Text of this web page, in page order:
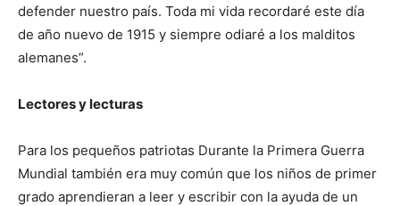
defender nuestro país. Toda mi vida recordaré este día
de año nuevo de 1915 y siempre odiaré a los malditos
alemanes”.
Lectores y lecturas
Para los pequeños patriotas Durante la Primera Guerra
Mundial también era muy común que los niños de primer
grado aprendieran a leer y escribir con la ayuda de un